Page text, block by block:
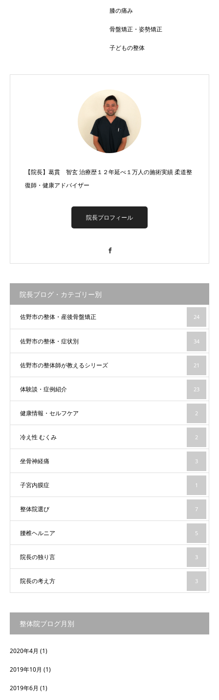
膝の痛み
骨盤矯正・姿勢矯正
子どもの整体
【院長】葛貫 智玄 治療歴１２年延べ１万人の施術実績 柔道整
復師・健康アドバイザー
院長プロフィール
院長ブログ・カテゴリー別
佐野市の整体・産後骨盤矯正 24
佐野市の整体・症状別 34
佐野市の整体師が教えるシリーズ 21
体験談・症例紹介 23
健康情報・セルフケア 2
冷え性 むくみ 2
坐骨神経痛 3
子宮内膜症 1
整体院選び 7
腰椎ヘルニア 5
院長の独り言 3
院長の考え方 3
整体院ブログ月別
2020年4月 (1)
2019年10月 (1)
2019年6月 (1)